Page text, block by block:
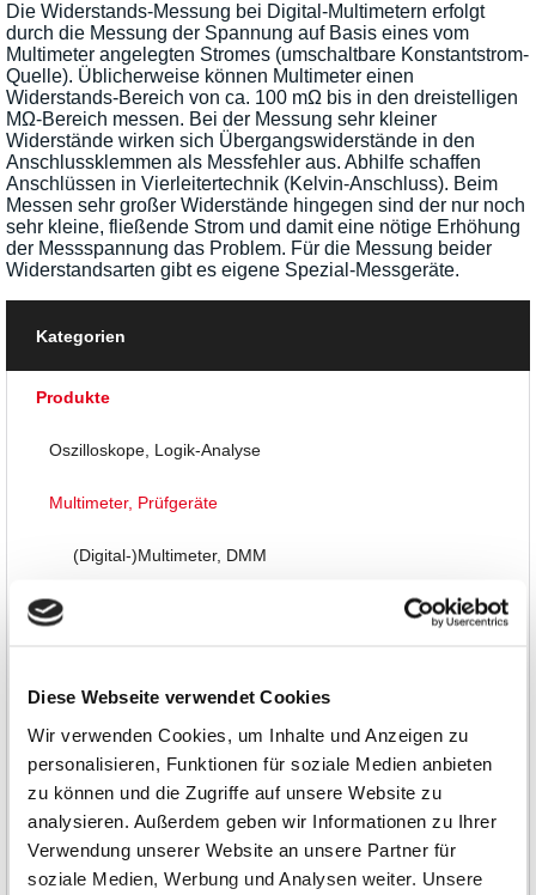
Diese Webseite verwendet Cookies
Wir verwenden Cookies, um Inhalte und Anzeigen zu
personalisieren, Funktionen für soziale Medien anbieten
zu können und die Zugriffe auf unsere Website zu
analysieren. Außerdem geben wir Informationen zu Ihrer
Verwendung unserer Website an unsere Partner für
soziale Medien, Werbung und Analysen weiter. Unsere
Die Widerstands-Messung bei Digital-Multimetern erfolgt
durch die Messung der Spannung auf Basis eines vom
Multimeter angelegten Stromes (umschaltbare Konstantstrom-
Quelle). Üblicherweise können Multimeter einen
Widerstands-Bereich von ca. 100 mΩ bis in den dreistelligen
MΩ-Bereich messen. Bei der Messung sehr kleiner
Widerstände wirken sich Übergangswiderstände in den
Anschlussklemmen als Messfehler aus. Abhilfe schaffen
Anschlüssen in Vierleitertechnik (Kelvin-Anschluss). Beim
Messen sehr großer Widerstände hingegen sind der nur noch
sehr kleine, fließende Strom und damit eine nötige Erhöhung
der Messspannung das Problem. Für die Messung beider
Widerstandsarten gibt es eigene Spezial-Messgeräte.
Kategorien
Produkte
Oszilloskope, Logik-Analyse
Multimeter, Prüfgeräte
(Digital-)Multimeter, DMM
LCR-Meter, Impedanzmessung
Stromzangen-Messgeräte
Strom-Sensorik